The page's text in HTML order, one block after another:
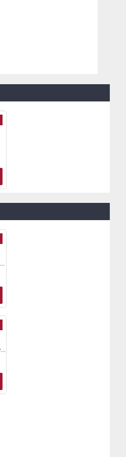
Karahisar Kalesi ve Ankara Zeybeği
Viyolonsel ve Piyano için Saz Eserleri